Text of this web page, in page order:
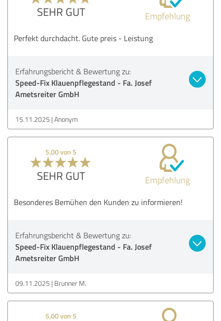
SEHR GUT Empfehlung
Perfekt durchdacht. Gute preis - Leistung
Erfahrungsbericht & Bewertung zu:
Speed-Fix Klauenpflegestand - Fa. Josef
Ametsreiter GmbH
15.11.2025 Anonym
5,00 von 5
SEHR GUT Empfehlung
Besonderes Bemühen den Kunden zu informieren!
Erfahrungsbericht & Bewertung zu:
Speed-Fix Klauenpflegestand - Fa. Josef
Ametsreiter GmbH
09.11.2025 Brunner M.
5,00 von 5